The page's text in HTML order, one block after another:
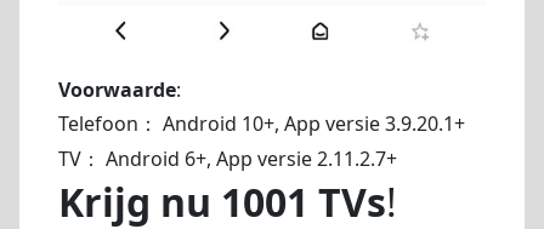
Voorwaarde:
Telefoon： Android 10+, App versie 3.9.20.1+
TV： Android 6+, App versie 2.11.2.7+
Krijg nu 1001 TVs!